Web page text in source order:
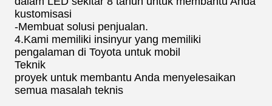
kustomisasi
-Membuat solusi penjualan.
4.Kami memiliki insinyur yang memiliki
pengalaman di Toyota untuk mobil
Teknik
proyek untuk membantu Anda menyelesaikan
semua masalah teknis